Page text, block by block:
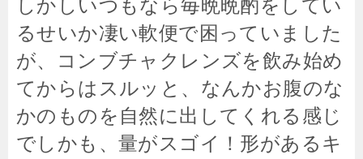
しかしいつもなら毎晩晩酌をしてい
るせいか凄い軟便で困っていました
が、コンブチャクレンズを飲み始め
てからはスルッと、なんかお腹のな
かのものを自然に出してくれる感じ
でしかも、量がスゴイ！形があるキ